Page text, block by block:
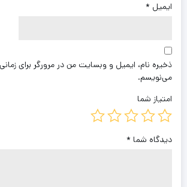
ایمیل *
ذخیره نام، ایمیل و وبسایت من در مرورگر برای
می‌نویسم.
امتیاز شما
دیدگاه شما *